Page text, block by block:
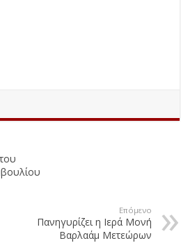
Επόμενο
Πανηγυρίζει η Ιερά Μονή
Βαρλαάμ Μετεώρων